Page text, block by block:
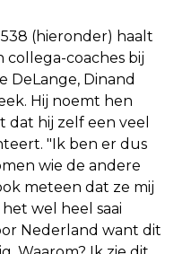
(hieronder) haalt
collega-coaches bij
DeLange, Dinand
Hij noemt hen
hij zelf een veel
"Ik ben er dus
wie de andere
meteen dat ze mij
wel heel saai
Nederland want dit